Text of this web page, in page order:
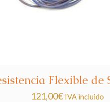
Flexible de
121,00€ IVA incluido